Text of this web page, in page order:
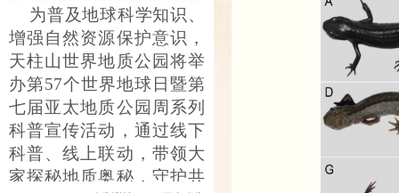
为普及地球科学知识、
增强自然资源保护意识，
天柱山世界地质公园将举
办第57个世界地球日暨第
七届亚太地质公园周系列
科普宣传活动，通过线下
科普、线上联动，带领大
家探秘地质奥秘，守护共